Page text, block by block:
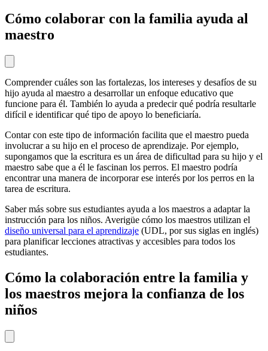
Cómo colaborar con la familia ayuda al
maestro
Comprender cuáles son las fortalezas, los intereses y desafíos de su
hijo ayuda al maestro a desarrollar un enfoque educativo que
funcione para él. También lo ayuda a predecir qué podría resultarle
difícil e identificar qué tipo de apoyo lo beneficiaría.
Contar con este tipo de información facilita que el maestro pueda
involucrar a su hijo en el proceso de aprendizaje. Por ejemplo,
supongamos que la escritura es un área de dificultad para su hijo y el
maestro sabe que a él le fascinan los perros. El maestro podría
encontrar una manera de incorporar ese interés por los perros en la
tarea de escritura.
Saber más sobre sus estudiantes ayuda a los maestros a adaptar la
instrucción para los niños. Averigüe cómo los maestros utilizan el
diseño universal para el aprendizaje (UDL, por sus siglas en inglés)
para planificar lecciones atractivas y accesibles para todos los
estudiantes.
Cómo la colaboración entre la familia y
los maestros mejora la confianza de los
niños